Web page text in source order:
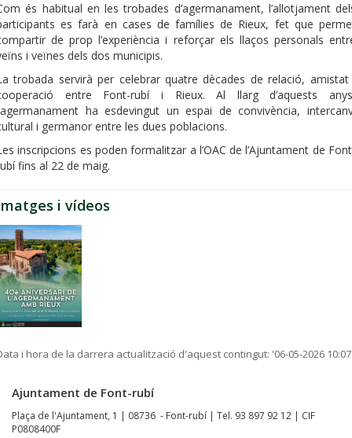
és habitual en les trobades d’agermanament, l’allotjament
es farà en cases de famílies de Rieux, fet que
de prop l’experiència i reforçar els llaços personals
i veïnes dels dos municipis.
trobada servirà per celebrar quatre dècades de relació,
entre Font-rubí i Rieux. Al llarg d’aquests
ha esdevingut un espai de convivència,
i germanor entre les dues poblacions.
inscripcions es poden formalitzar a l’OAC de l’Ajuntament de
fins al 22 de maig.
i vídeos
i hora de la darrera actualització d'aquest contingut: '06-05-2026 10:07
Ajuntament de Font-rubí
Plaça de l'Ajuntament, 1 | 08736 - Font-rubí | Tel. 93 897 92 12 | CIF
P0808400F